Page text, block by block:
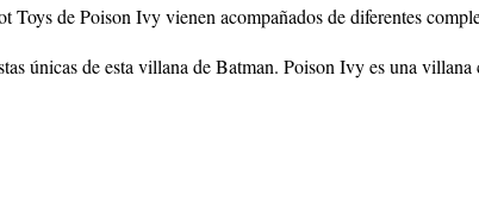
de Poison Ivy vienen acompañados de diferentes
de esta villana de Batman. Poison Ivy es una